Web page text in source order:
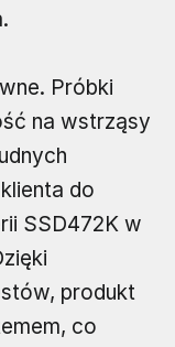
Próbki
na wstrząsy
do
SSD472K w
produkt
co